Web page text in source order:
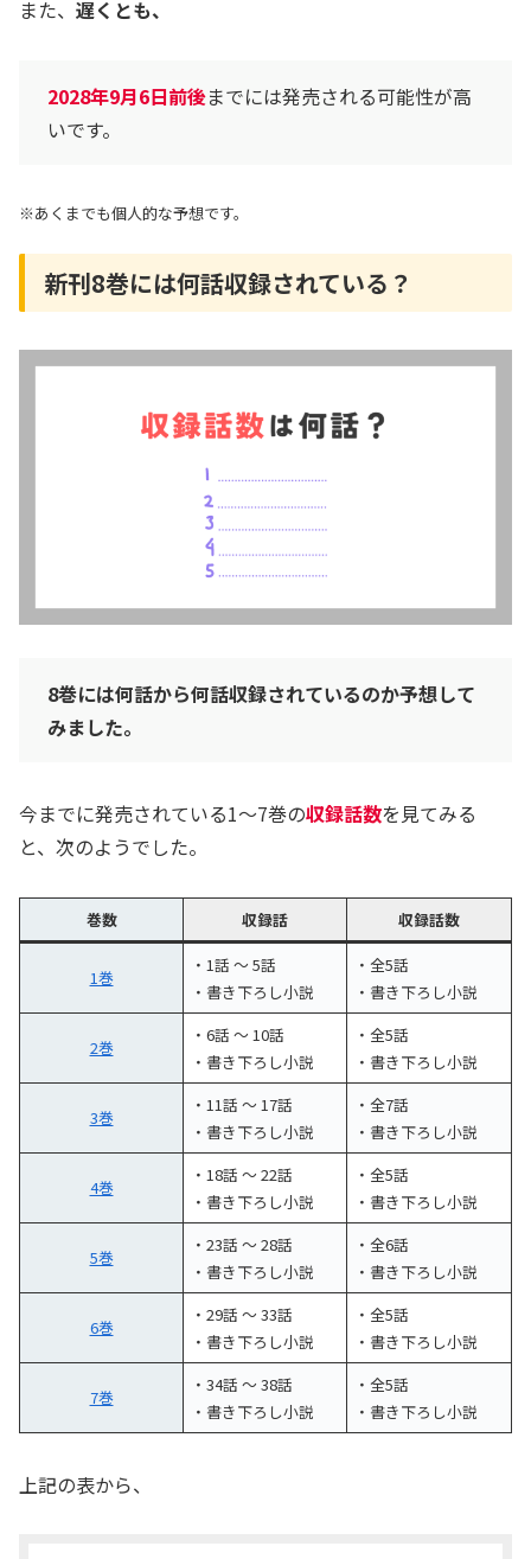
また、 遅くとも、
2028年9月6日前後までには発売される可能性が高
いです。
※あくまでも個人的な予想です。
新刊8巻には何話収録されている？
8巻には何話から何話収録されているのか予想して
みました。
今までに発売されている1〜7巻の収録話数を見てみる
と、次のようでした。
巻数 収録話 収録話数
1巻
・1話 〜 5話
・書き下ろし小説
・全5話
・書き下ろし小説
2巻
・6話 〜 10話
・書き下ろし小説
・全5話
・書き下ろし小説
3巻
・11話 〜 17話
・書き下ろし小説
・全7話
・書き下ろし小説
4巻
・18話 〜 22話
・書き下ろし小説
・全5話
・書き下ろし小説
5巻
・23話 〜 28話
・書き下ろし小説
・全6話
・書き下ろし小説
6巻
・29話 〜 33話
・書き下ろし小説
・全5話
・書き下ろし小説
7巻
・34話 〜 38話
・書き下ろし小説
・全5話
・書き下ろし小説
上記の表から、